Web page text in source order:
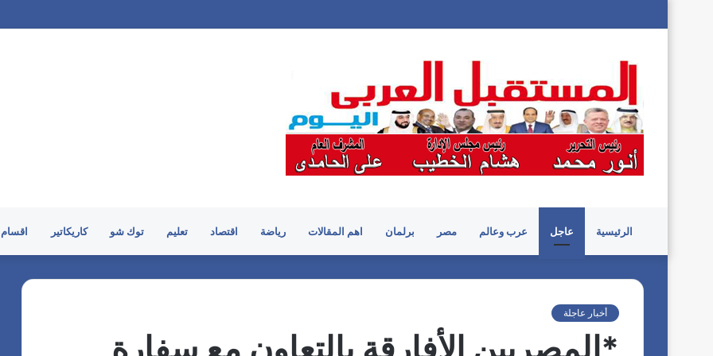
الرئيسية عاجل عرب وعالم مصر برلمان اهم المقالات رياضة اقتصاد تعليم توك شو كاريكاتير
أخبار عاجلة
*المصريين الأفارقة بالتعاون مع سفارة